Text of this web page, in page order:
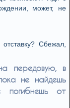
может, не
Сбежал,
передовую, в
не найдешь
погибнешь от